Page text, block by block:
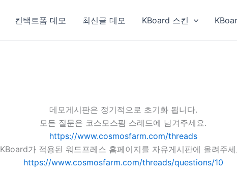
컨택트폼 데모 최신글 데모 KBoard 스킨
데모게시판은 정기적으로 초기화 됩니다.
모든 질문은 코스모스팜 스레드에 남겨주세요.
https://www.cosmosfarm.com/threads
KBoard가 적용된 워드프레스 홈페이지를 자유게시판에 올려주
https://www.cosmosfarm.com/threads/questions/10